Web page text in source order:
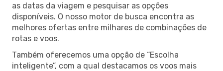
as datas da viagem e pesquisar as opções
disponíveis. O nosso motor de busca encontra as
melhores ofertas entre milhares de combinações de
rotas e voos.
Também oferecemos uma opção de “Escolha
inteligente”, com a qual destacamos os voos mais